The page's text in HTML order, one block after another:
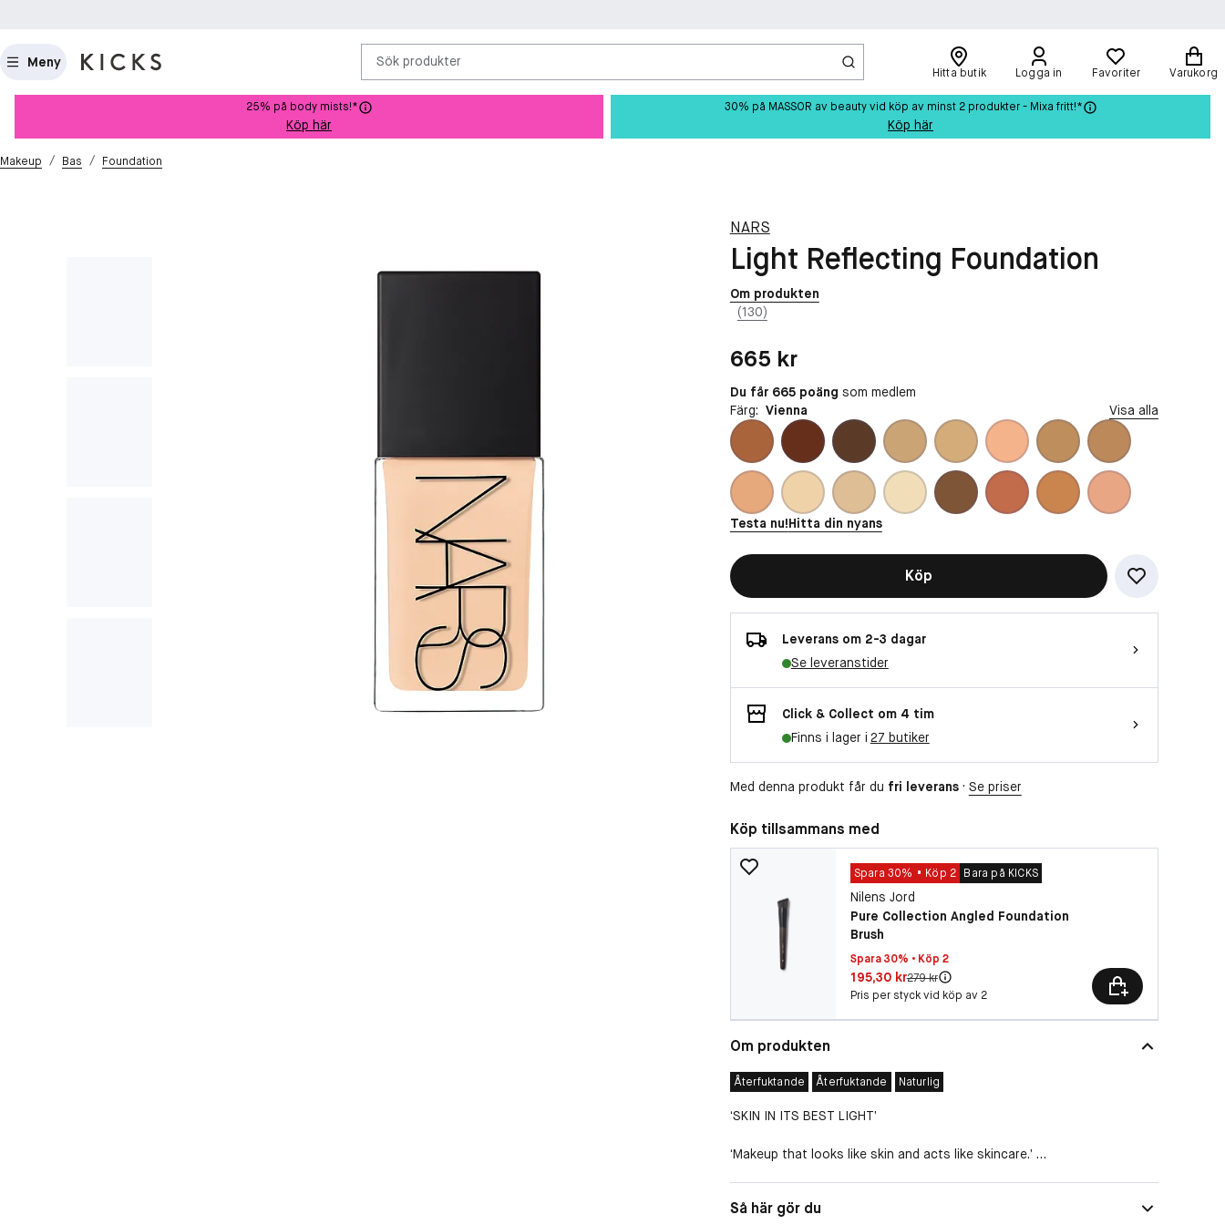
Meny Sök produkter
Hitta butik Logga in Favoriter Varukorg
25% på body mists!*
Köp här
30% på MASSOR av beauty vid köp av minst 2 produkter - Mixa fritt!*
Köp här
Makeup / Bas / Foundation
NARS
Light Reflecting Foundation
Om produkten
(130)
Färg: Vienna Visa alla
Testa nu!Hitta din nyans
Pris: 665 kr
665 kr
Du får 665 poäng som medlem
Köp
Leverans om 2-3 dagar
Se leveranstider
Click & Collect om 4 tim
Finns i lager i 27 butiker
Med denna produkt får du fri leverans· Se priser
Köp tillsammans med
Spara 30% Köp 2 Bara på KICKS
Nilens Jord
Pure Collection Angled Foundation
Brush
Spara 30% • Köp 2
Pris: 195,30 kr
195,30 krOriginal pris:
279 kr
Pris per styck vid köp av 2
Om produkten
Återfuktande Återfuktande Naturlig
‘SKIN IN ITS BEST LIGHT’
‘Makeup that looks like skin and acts like skincare.’
hudvård och makeup kombinerats. Den innovativa formulan tar bort
Så här gör du